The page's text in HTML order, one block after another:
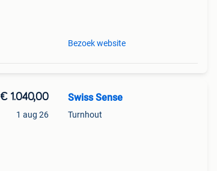
Bezoek website
€ 1.040,00
1 aug 26
Swiss Sense
Turnhout